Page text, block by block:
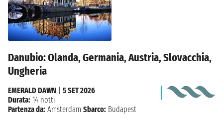
Danubio: Olanda, Germania, Austria, Slovacchia,
Ungheria
EMERALD DAWN
5 SET 2026
Durata: 14 notti
Partenza da: Amsterdam Sbarco: Budapest